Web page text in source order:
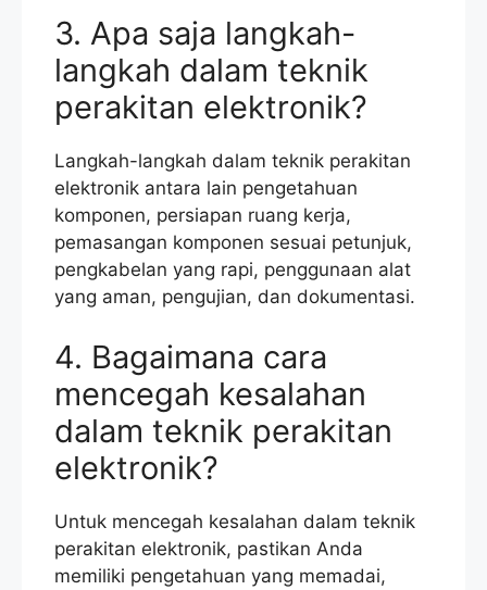
3. Apa saja langkah-
langkah dalam teknik
perakitan elektronik?
Langkah-langkah dalam teknik perakitan
elektronik antara lain pengetahuan
komponen, persiapan ruang kerja,
pemasangan komponen sesuai petunjuk,
pengkabelan yang rapi, penggunaan alat
yang aman, pengujian, dan dokumentasi.
4. Bagaimana cara
mencegah kesalahan
dalam teknik perakitan
elektronik?
Untuk mencegah kesalahan dalam teknik
perakitan elektronik, pastikan Anda
memiliki pengetahuan yang memadai,